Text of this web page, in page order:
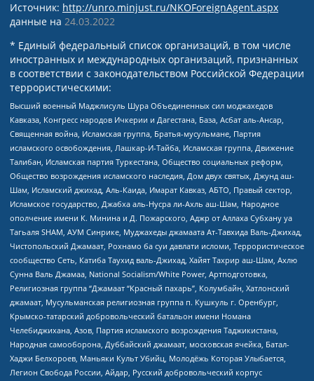
Источник: http://unro.minjust.ru/NKOForeignAgent.aspx
данные на 24.03.2022
* Единый федеральный список организаций, в том числе
иностранных и международных организаций, признанных
в соответствии с законодательством Российской Федерации
террористическими:
Высший военный Маджлисуль Шура Объединенных сил моджахедов
Кавказа, Конгресс народов Ичкерии и Дагестана, База, Асбат аль-Ансар,
Священная война, Исламская группа, Братья-мусульмане, Партия
исламского освобождения, Лашкар-И-Тайба, Исламская группа, Движение
Талибан, Исламская партия Туркестана, Общество социальных реформ,
Общество возрождения исламского наследия, Дом двух святых, Джунд аш-
Шам, Исламский джихад, Аль-Каида, Имарат Кавказ, АБТО, Правый сектор,
Исламское государство, Джабха аль-Нусра ли-Ахль аш-Шам, Народное
ополчение имени К. Минина и Д. Пожарского, Аджр от Аллаха Субхану уа
Тагьаля SHAM, АУМ Синрике, Муджахеды джамаата Ат-Тавхида Валь-Джихад,
Чистопольский Джамаат, Рохнамо ба суи давлати исломи, Террористическое
сообщество Сеть, Катиба Таухид валь-Джихад, Хайят Тахрир аш-Шам, Ахлю
Сунна Валь Джамаа, National Socialism/White Power, Артподготовка,
Религиозная группа “Джамаат “Красный пахарь”, Колумбайн, Хатлонский
джамаат, Мусульманская религиозная группа п. Кушкуль г. Оренбург,
Крымско-татарский добровольческий батальон имени Номана
Челебиджихана, Азов, Партия исламского возрождения Таджикистана,
Народная самооборона, Дуббайский джамаат, московская ячейка, Батал-
Хаджи Белхороев, Маньяки Культ Убийц, Молодёжь Которая Улыбается,
Легион Свобода России, Айдар, Русский добровольческий корпус